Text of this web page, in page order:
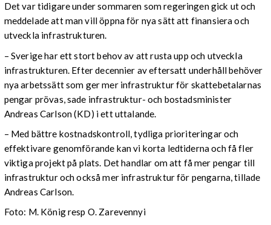
Det var tidigare under sommaren som regeringen gick ut och
meddelade att man vill öppna för nya sätt att finansiera och
utveckla infrastrukturen.
– Sverige har ett stort behov av att rusta upp och utveckla
infrastrukturen. Efter decennier av eftersatt underhåll behöver
nya arbetssätt som ger mer infrastruktur för skattebetalarnas
pengar prövas, sade infrastruktur- och bostadsminister
Andreas Carlson (KD) i ett uttalande.
– Med bättre kostnadskontroll, tydliga prioriteringar och
effektivare genomförande kan vi korta ledtiderna och få fler
viktiga projekt på plats. Det handlar om att få mer pengar till
infrastruktur och också mer infrastruktur för pengarna, tillade
Andreas Carlson.
Foto: M. König resp O. Zarevennyi